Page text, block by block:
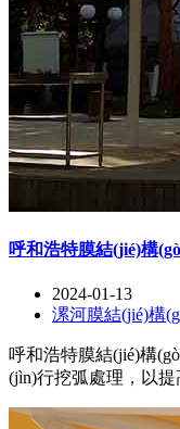
呼和浩特膜結(jié)構
2024-01-13
漯河膜結(jié)構
呼和浩特膜結(jié)構
(jìn)行挖弧處理，以
時，需要注